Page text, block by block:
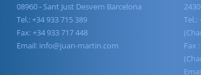
08960 - Sant Just Desvern Barcelona
Tel.: +34 933 715 389
Fax: +34 933 717 448
Email: info@juan-martin.com
Tel.:
Fax